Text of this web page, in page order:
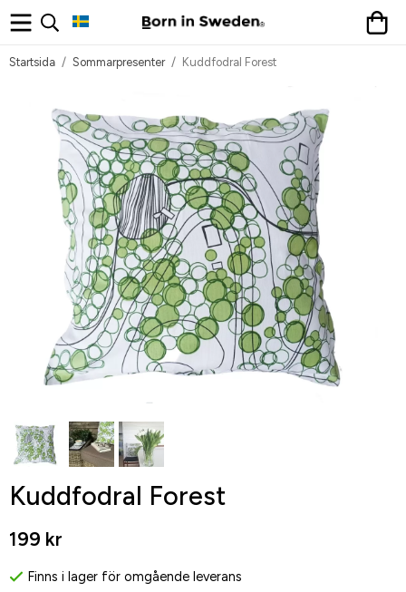
Startsida / Sommarpresenter / Kuddfodral Forest
Kuddfodral Forest
199 kr
Finns i lager för omgående leverans